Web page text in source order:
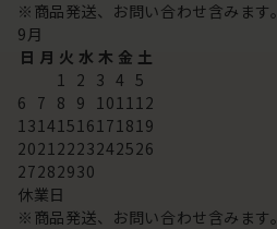
※商品発送、お問い合わせ含みます。
9月
日 月 火 水 木 金 土
1 2 3 4 5
6 7 8 9 101112
13141516171819
20212223242526
27282930
休業日
※商品発送、お問い合わせ含みます。